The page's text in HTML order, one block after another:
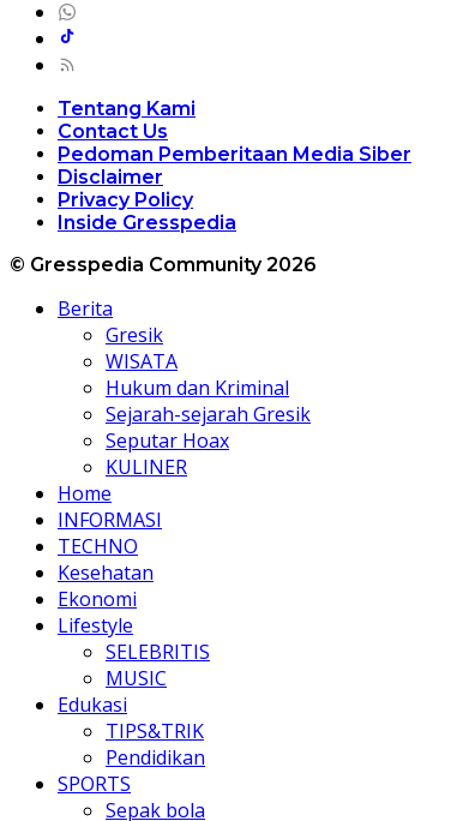
Tentang Kami
Contact Us
Pedoman Pemberitaan Media Siber
Disclaimer
Privacy Policy
Inside Gresspedia
© Gresspedia Community 2026
Berita
Gresik
WISATA
Hukum dan Kriminal
Sejarah-sejarah Gresik
Seputar Hoax
KULINER
Home
INFORMASI
TECHNO
Kesehatan
Ekonomi
Lifestyle
SELEBRITIS
MUSIC
Edukasi
TIPS&TRIK
Pendidikan
SPORTS
Sepak bola